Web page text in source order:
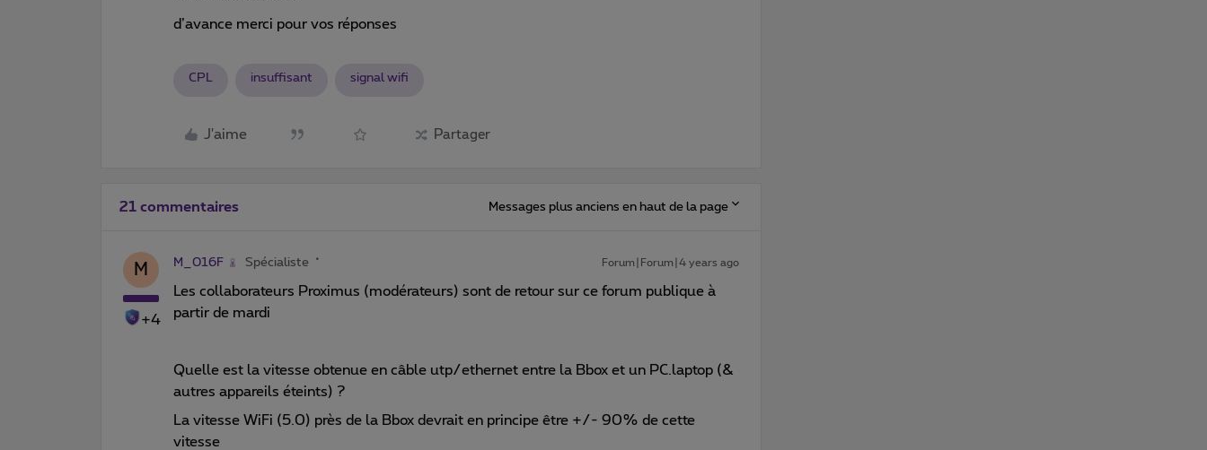
d’avance merci pour vos réponses
CPL insuffisant signal wifi
J'aime Partager
21 commentaires Messages plus anciens en haut de la page
M
+4
M_016F Spécialiste Forum|Forum|4 years ago
Les collaborateurs Proximus (modérateurs) sont de retour sur ce forum publique à
partir de mardi
Quelle est la vitesse obtenue en câble utp/ethernet entre la Bbox et un PC.laptop (&
autres appareils éteints) ?
La vitesse WiFi (5.0) près de la Bbox devrait en principe être +/- 90% de cette
vitesse